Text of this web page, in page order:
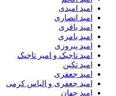
امید امیدی
امید انصاری
امید باقری
امید بامری
امید پیروزی
امید تاجیک و امیر تاجیک
امید تکین
امید جعفری
امید جعفری و الیاس کرمی
امید جهان